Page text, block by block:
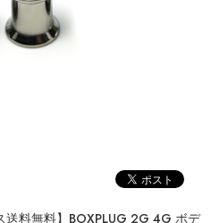
料無料】 BOXPLUG 2G 4G ボデ